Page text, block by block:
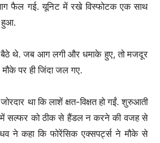
फैल गई. यूनिट में रखे विस्फोटक एक साथ
हुआ.
थे. जब आग लगी और धमाके हुए, तो मजदूर
पर ही जिंदा जल गए.
था कि लाशें क्षत-विक्षत हो गईं. शुरुआती
में सल्फर को ठीक से हैंडल न करने की वजह से
ने कहा कि फोरेंसिक एक्सपर्ट्स ने मौके से